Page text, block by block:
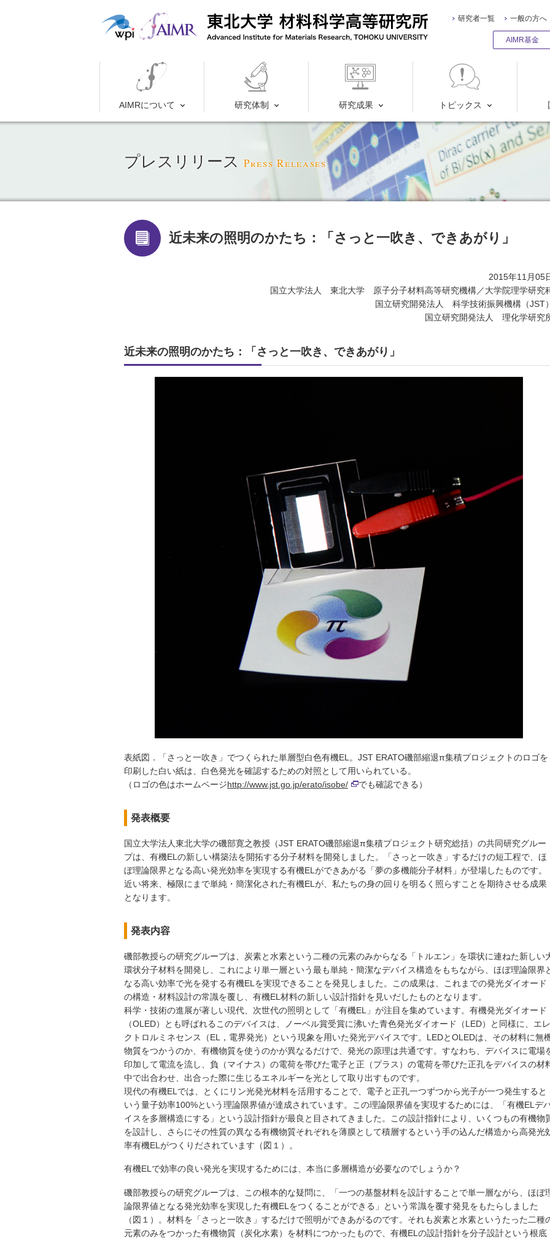
AIMRについて 研究体制 研究成果 トピックス
研究者一覧 一般の方へ
AIMR基金
プレスリリース Press Releases
近未来の照明のかたち：「さっと一吹き、できあがり」
2015年11月05
国立大学法人 東北大学 原子分子材料高等研究機構／大学院理学研究
国立研究開発法人 科学技術振興機構（JST）
国立研究開発法人 理化学研究
近未来の照明のかたち：「さっと一吹き、できあがり」
表紙図．「さっと一吹き」でつくられた単層型白色有機EL。JST ERATO磯部縮退π集積プロジェクトのロゴを
印刷した白い紙は、白色発光を確認するための対照として用いられている。
（ロゴの色はホームページhttp://www.jst.go.jp/erato/isobe/ でも確認できる）
発表概要
国立大学法人東北大学の磯部寛之教授（JST ERATO磯部縮退π集積プロジェクト研究総括）の共同研究グルー
プは、有機ELの新しい構築法を開拓する分子材料を開発しました。「さっと一吹き」するだけの短工程で、ほ
ぼ理論限界となる高い発光効率を実現する有機ELができあがる「夢の多機能分子材料」が登場したものです。
近い将来、極限にまで単純・簡潔化された有機ELが、私たちの身の回りを明るく照らすことを期待させる成果
となります。
発表内容
磯部教授らの研究グループは、炭素と水素という二種の元素のみからなる「トルエン」を環状に連ねた新しい
環状分子材料を開発し、これにより単一層という最も単純・簡潔なデバイス構造をもちながら、ほぼ理論限界
なる高い効率で光を発する有機ELを実現できることを発見しました。この成果は、これまでの発光ダイオード
の構造・材料設計の常識を覆し、有機EL材料の新しい設計指針を見いだしたものとなります。
科学・技術の進展が著しい現代、次世代の照明として「有機EL」が注目を集めています。有機発光ダイオード
（OLED）とも呼ばれるこのデバイスは、ノーベル賞受賞に沸いた青色発光ダイオード（LED）と同様に、エレ
クトロルミネセンス（EL，電界発光）という現象を用いた発光デバイスです。LEDとOLEDは、その材料に無
物質をつかうのか、有機物質を使うのかが異なるだけで、発光の原理は共通です。すなわち、デバイスに電場
印加して電流を流し、負（マイナス）の電荷を帯びた電子と正（プラス）の電荷を帯びた正孔をデバイスの材
中で出合わせ、出合った際に生じるエネルギーを光として取り出すものです。
現代の有機ELでは、とくにリン光発光材料を活用することで、電子と正孔一つずつから光子が一つ発生すると
いう量子効率100%という理論限界値が達成されています。この理論限界値を実現するためには、「有機ELデ
イスを多層構造にする」という設計指針が最良と目されてきました。この設計指針により、いくつもの有機物
を設計し、さらにその性質の異なる有機物質それぞれを薄膜として積層するという手の込んだ構造から高発光
率有機ELがつくりだされています（図１）。
有機ELで効率の良い発光を実現するためには、本当に多層構造が必要なのでしょうか？
磯部教授らの研究グループは、この根本的な疑問に、「一つの基盤材料を設計することで単一層ながら、ほぼ
論限界値となる発光効率を実現した有機ELをつくることができる」という常識を覆す発見をもたらしました
（図１）。材料を「さっと一吹き」するだけで照明ができあがるのです。それも炭素と水素というたった二種
元素のみをつかった有機物質（炭化水素）を材料につかったもので、有機ELの設計指針を分子設計という根底